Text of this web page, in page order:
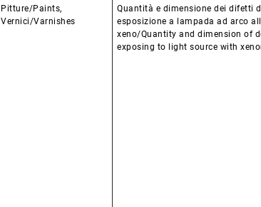
Pitture/Paints,
Vernici/Varnishes
Quantità e dimensione dei difetti
esposizione a lampada ad arco
xeno/Quantity and dimension of
exposing to light source with